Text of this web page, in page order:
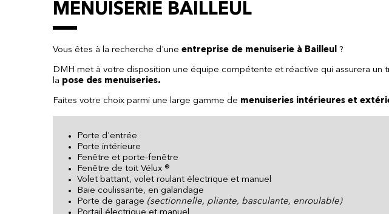
MENUISERIE BAILLEUL
Vous êtes à la recherche d'une entreprise de menuiserie à Bailleul ?
DMH met à votre disposition une équipe compétente et réactive qui assurera un
la pose des menuiseries.
Faites votre choix parmi une large gamme de menuiseries intérieures et
Porte d'entrée
Porte intérieure
Fenêtre et porte-fenêtre
Fenêtre de toit Vélux ®
Volet battant, volet roulant électrique et manuel
Baie coulissante, en galandage
Porte de garage (sectionnelle, pliante, basculante, enroulable)